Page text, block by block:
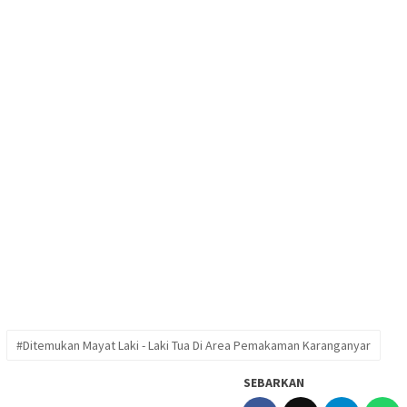
#Ditemukan Mayat Laki - Laki Tua Di Area Pemakaman Karanganyar
SEBARKAN